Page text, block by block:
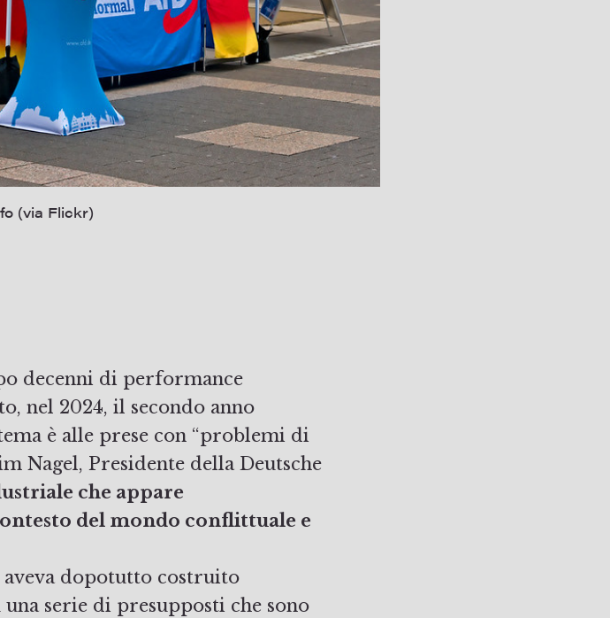
(via Flickr)
decenni di performance
nel 2024, il secondo anno
è alle prese con “problemi di
Nagel, Presidente della Deutsche
che appare
del mondo conflittuale e
dopotutto costruito
serie di presupposti che sono